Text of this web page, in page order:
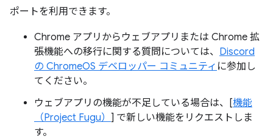
ポートを利用できます。
Chrome アプリからウェブアプリまたは Chrome 拡
張機能への移行に関する質問については、 Discord
の ChromeOS デベロッパー コミュニティ に参加し
てください。
ウェブアプリの機能が不足している場合は、[機能
（Project Fugu） ] で新しい機能をリクエストしま
す。